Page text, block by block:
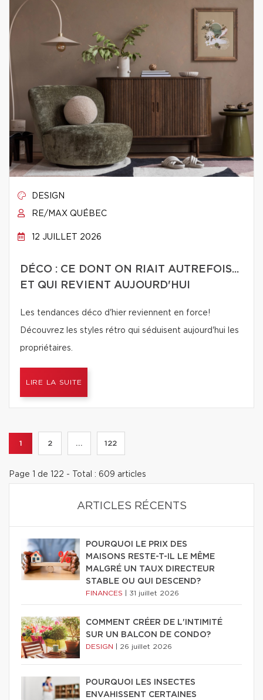
DESIGN
RE/MAX QUÉBEC
12 JUILLET 2026
DÉCO : CE DONT ON RIAIT AUTREFOIS...
ET QUI REVIENT AUJOURD'HUI
Les tendances déco d'hier reviennent en force!
Découvrez les styles rétro qui séduisent aujourd'hui les
propriétaires.
LIRE LA SUITE
1 2 ... 122
Page 1 de 122 - Total : 609 articles
ARTICLES RÉCENTS
POURQUOI LE PRIX DES
MAISONS RESTE-T-IL LE MÊME
MALGRÉ UN TAUX DIRECTEUR
STABLE OU QUI DESCEND?
FINANCES 31 juillet 2026
COMMENT CRÉER DE L'INTIMITÉ
SUR UN BALCON DE CONDO?
DESIGN 26 juillet 2026
POURQUOI LES INSECTES
ENVAHISSENT CERTAINES